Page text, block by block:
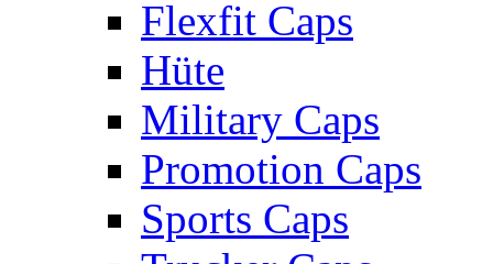
Flexfit Caps
Hüte
Military Caps
Promotion Caps
Sports Caps